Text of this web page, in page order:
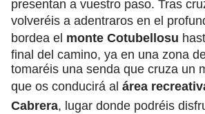
presentan a vuestro paso. Tras
volveréis a adentraros en el
bordea el monte Cotubellosu
final del camino, ya en una zona
tomaréis una senda que cruza un
que os conducirá al área
Cabrera, lugar donde podréis